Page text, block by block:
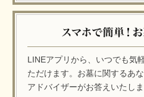
LINEアプリから、いつでも気
ただけます。お墓に関するあ
アドバイザーがお答えいたしま